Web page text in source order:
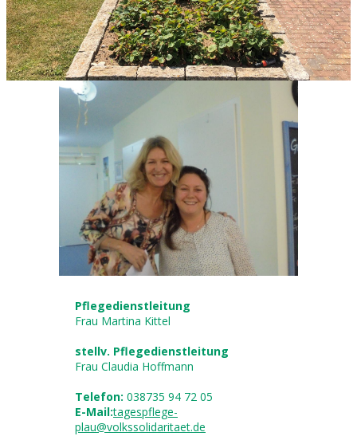
Pflegedienstleitung
Frau ​​Martina Kittel
stellv. Pflegedienstleitung
Frau Claudia Hoffmann
Telefon: 038735 94 72 05
E-Mail:tagespflege-
plau@volkssolidaritaet.de